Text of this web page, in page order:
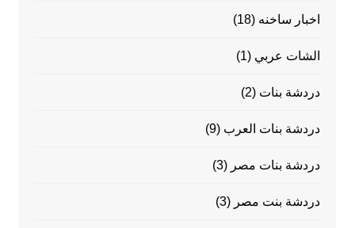
اخبار ساخنه (18)
الشات عربي (1)
دردشة بنات (2)
دردشة بنات العرب (9)
دردشة بنات مصر (3)
دردشة بنت مصر (3)